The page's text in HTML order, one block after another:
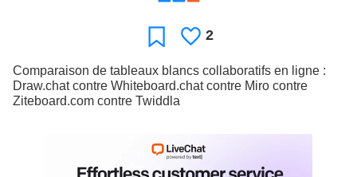
Favori J'aime
2
Comparaison de tableaux blancs collaboratifs en ligne :
Draw.chat contre Whiteboard.chat contre Miro contre
Ziteboard.com contre Twiddla